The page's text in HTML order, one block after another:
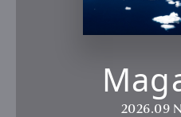
2026.09